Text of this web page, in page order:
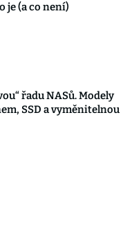
je (a co není)
řadu NASů. Modely
SSD a vyměnitelnou